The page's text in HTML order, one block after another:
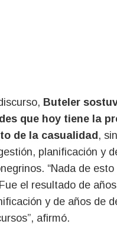
Buteler
que hoy tiene la
de la casualidad ,
planificación y
“Nada de
el resultado de
y de años de
afirmó.